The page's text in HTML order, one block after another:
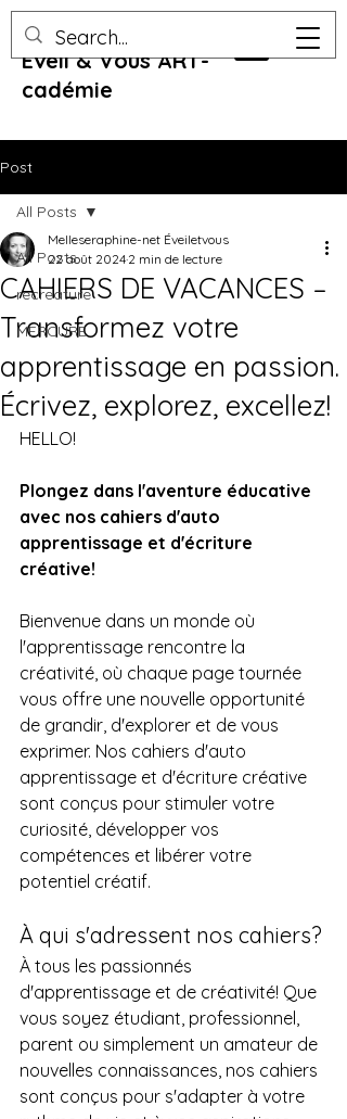
Eveil & Vous ART-
cadémie
Post
All Posts
recreature
MERCURE
All Posts
CAHIERS DE VACANCES –
Transformez votre
apprentissage en passion.
Écrivez, explorez, excellez!
Melleseraphine-net Éveiletvous
22 août 2024 2 min de lecture
HELLO!
Plongez dans l'aventure éducative
avec nos cahiers d'auto
apprentissage et d'écriture
créative!
Bienvenue dans un monde où
l'apprentissage rencontre la
créativité, où chaque page tournée
vous offre une nouvelle opportunité
de grandir, d'explorer et de vous
exprimer. Nos cahiers d'auto
apprentissage et d'écriture créative
sont conçus pour stimuler votre
curiosité, développer vos
compétences et libérer votre
potentiel créatif.
À qui s'adressent nos cahiers?
À tous les passionnés
d'apprentissage et de créativité! Que
vous soyez étudiant, professionnel,
parent ou simplement un amateur de
nouvelles connaissances, nos cahiers
sont conçus pour s'adapter à votre